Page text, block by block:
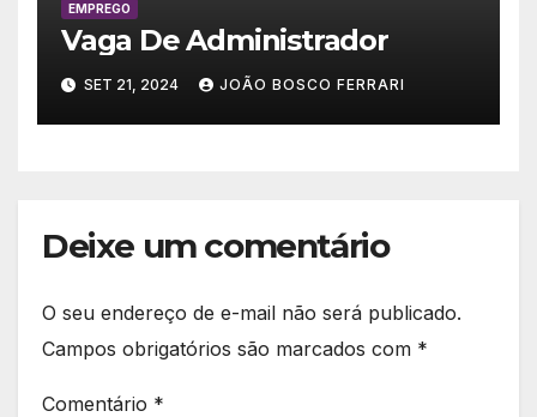
EMPREGO
Vaga De Administrador
SET 21, 2024 JOÃO BOSCO FERRARI
Deixe um comentário
O seu endereço de e-mail não será publicado.
Campos obrigatórios são marcados com *
Comentário *